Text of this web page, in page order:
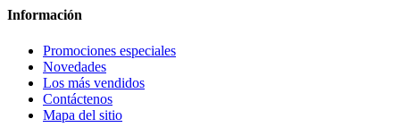
Información
Promociones especiales
Novedades
Los más vendidos
Contáctenos
Mapa del sitio